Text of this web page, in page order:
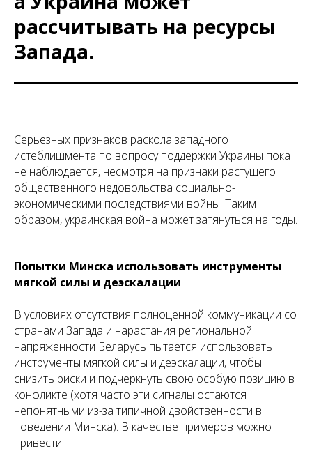
рассчитывать на ресурсы
Запада.
Серьезных признаков раскола западного
истеблишмента по вопросу поддержки Украины пока
не наблюдается, несмотря на признаки растущего
общественного недовольства социально-
экономическими последствиями войны. Таким
образом, украинская война может затянуться на годы.
Попытки Минска использовать инструменты
мягкой силы и деэскалации
В условиях отсутствия полноценной коммуникации со
странами Запада и нарастания региональной
напряженности Беларусь пытается использовать
инструменты мягкой силы и деэскалации, чтобы
снизить риски и подчеркнуть свою особую позицию в
конфликте (хотя часто эти сигналы остаются
непонятными из-за типичной двойственности в
поведении Минска). В качестве примеров можно
привести: